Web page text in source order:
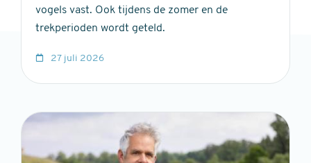
vogels vast. Ook tijdens de zomer en de
trekperioden wordt geteld.
27 juli 2026